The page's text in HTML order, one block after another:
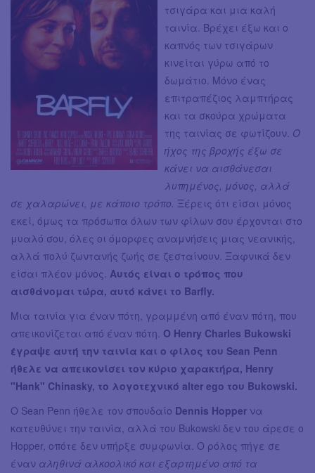
τσιγάρα και μια καλή
ταινία. Βρέχει έξω και ο
καπνός των τσιγάρων
κινείται γύρω από το
δωμάτιο. Μόνο ένας
επιτραπέζιος λαμπτήρας
και τα σκούρα χρώματα
της ταινίας σε φωτίζουν. Ο
ήχος της βροχής έξω σε
κάνει να αισθάνεσαι
λυπημένος, μόνος, αλλά
σε χαλαρώνει, με κάποιο τρόπο. Ξέρεις ότι είσαι μόνος
εκεί, όμως τα πρόσωπα όλων των φίλων σου έρχονται στο
μυαλό σου, όλες οι όμορφες αναμνήσεις μιας νεανικής,
αλλά πολύ ζωντανής ζωής σε ζεσταίνουν. Ξαφνικά δεν
είσαι πλέον μόνος. Αυτός είναι ο τρόπος που
αισθάνομαι τώρα, αυτό κάνει το Barfly.
Μια ταινία για έναν πότη, γραμμένη από έναν πότη, που
απεικονίζεται από έναν πότη. Ο Henry Charles Bukowski
έγραψε αυτή την ταινία και ο φίλος του Sean Penn
ήθελε να απεικονίσει τον κύριο χαρακτήρα, Henry
"Hank" Chinasky, το λογοτεχνικό alter ego του Bukowski.
Ο Sean Penn ήθελε τον σπουδαίο Dennis Hopper να
κατευθύνει την ταινία, αλλά του Bukowski δεν του άρεσε ο
Hopper, οπότε δεν υπήρξε συμφωνία. Ο ρόλος πήγε σε
έναν αληθινά αλκοολικό και εξαρτημένο από τα